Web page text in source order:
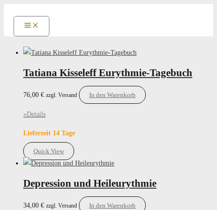
springen
Tatiana Kisseleff Eurythmie-Tagebuch
76,00 € zzgl. Versand In den Warenkorb
»Details
Lieferzeit 14 Tage
Quick View
Depression und Heileurythmie
34,00 € zzgl. Versand In den Warenkorb